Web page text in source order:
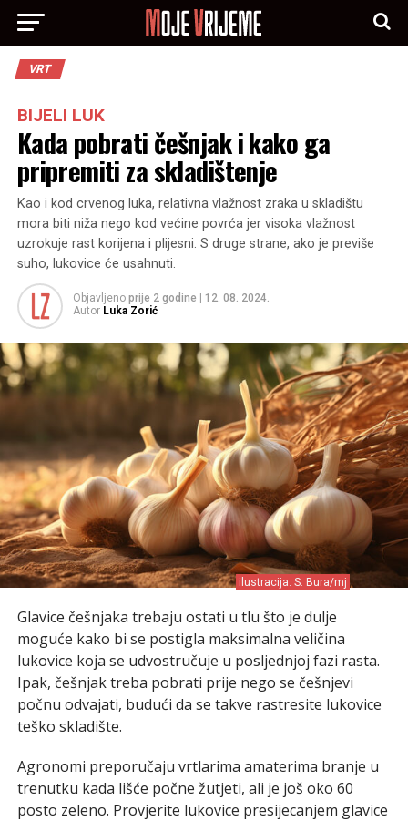
VRT
BIJELI LUK
Kada pobrati češnjak i kako ga
pripremiti za skladištenje
Kao i kod crvenog luka, relativna vlažnost zraka u skladištu
mora biti niža nego kod većine povrća jer visoka vlažnost
uzrokuje rast korijena i plijesni. S druge strane, ako je previše
suho, lukovice će usahnuti.
Objavljeno prije 2 godine
12. 08. 2024.
Autor Luka Zorić
ilustracija: S. Bura/mj
Glavice češnjaka trebaju ostati u tlu što je dulje
moguće kako bi se postigla maksimalna veličina
lukovice koja se udvostručuje u posljednjoj fazi rasta.
Ipak, češnjak treba pobrati prije nego se češnjevi
počnu odvajati, budući da se takve rastresite lukovice
teško skladište.
Agronomi preporučaju vrtlarima amaterima branje u
trenutku kada lišće počne žutjeti, ali je još oko 60
posto zeleno. Provjerite lukovice presijecanjem glavice